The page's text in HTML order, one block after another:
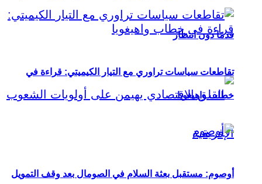
قدمًا دون انتظار
تقاطعات سياسات تراوري مع التيار الكيميتي: قراءة في
خطاب واهيغويا
أوصوم: مستقبل بعثة السلام في الصومال بعد وقف التمويل